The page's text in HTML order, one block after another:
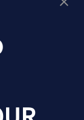
médica